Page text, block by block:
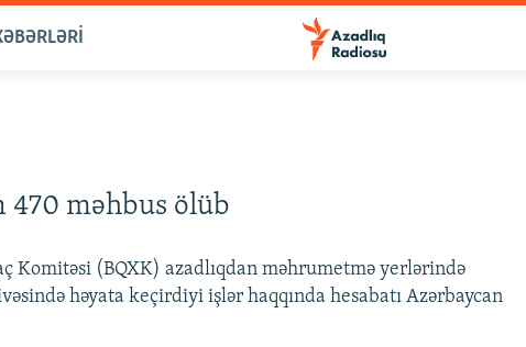
470 məhbus ölüb
Komitəsi (BQXK) azadlıqdan məhrumetmə yerlərində
həyata keçirdiyi işlər haqqında hesabatı Azərbaycan